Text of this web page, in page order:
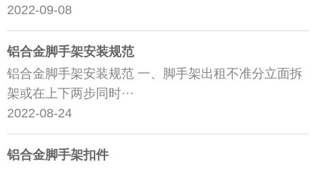
2022-09-08
铝合金脚手架安装规范
铝合金脚手架安装规范 一、脚手架出租不准分立面拆
架或在上下两步同时···
2022-08-24
铝合金脚手架扣件